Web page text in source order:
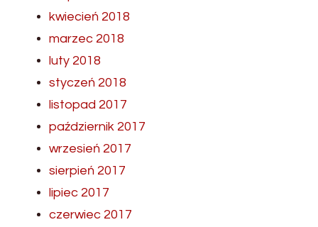
kwiecień 2018
marzec 2018
luty 2018
styczeń 2018
listopad 2017
październik 2017
wrzesień 2017
sierpień 2017
lipiec 2017
czerwiec 2017